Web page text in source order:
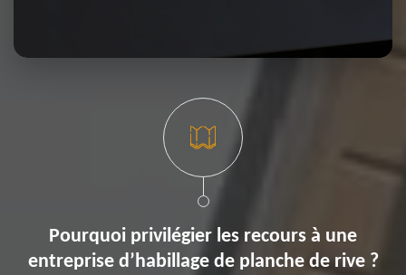
Pourquoi privilégier les recours à une
entreprise d’habillage de planche de rive ?